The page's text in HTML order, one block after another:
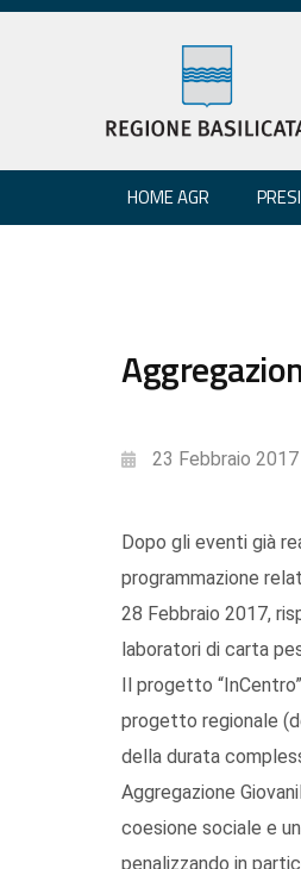
HOME AGR
23 Febbraio 2017
Dopo gli eventi già
programmazione
28 Febbraio 2017,
laboratori di carta
Il progetto
progetto regionale
della durata
Aggregazione
coesione sociale e
penalizzando in